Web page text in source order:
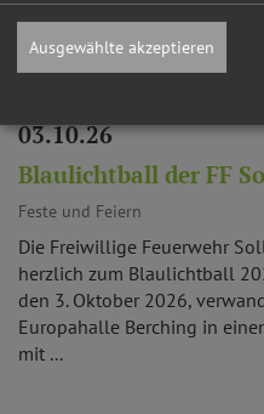
03.10.26
Blaulichtball der FF
Feste und Feiern
Die Freiwillige Feuerwehr
herzlich zum Blaulichtball
den 3. Oktober 2026,
Europahalle Berching in
mit ...
Ausgewählte akzeptieren